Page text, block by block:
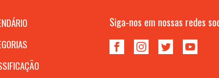
Siga-nos em nossas redes